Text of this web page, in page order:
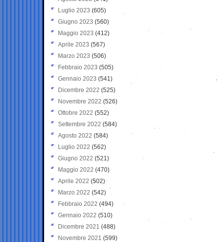
Luglio 2023 (605)
Giugno 2023 (560)
Maggio 2023 (412)
Aprile 2023 (567)
Marzo 2023 (506)
Febbraio 2023 (505)
Gennaio 2023 (541)
Dicembre 2022 (525)
Novembre 2022 (526)
Ottobre 2022 (552)
Settembre 2022 (584)
Agosto 2022 (584)
Luglio 2022 (562)
Giugno 2022 (521)
Maggio 2022 (470)
Aprile 2022 (502)
Marzo 2022 (542)
Febbraio 2022 (494)
Gennaio 2022 (510)
Dicembre 2021 (488)
Novembre 2021 (599)